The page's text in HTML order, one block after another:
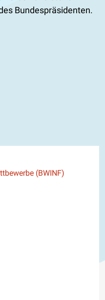
Bundespräsidenten.
(BWINF)